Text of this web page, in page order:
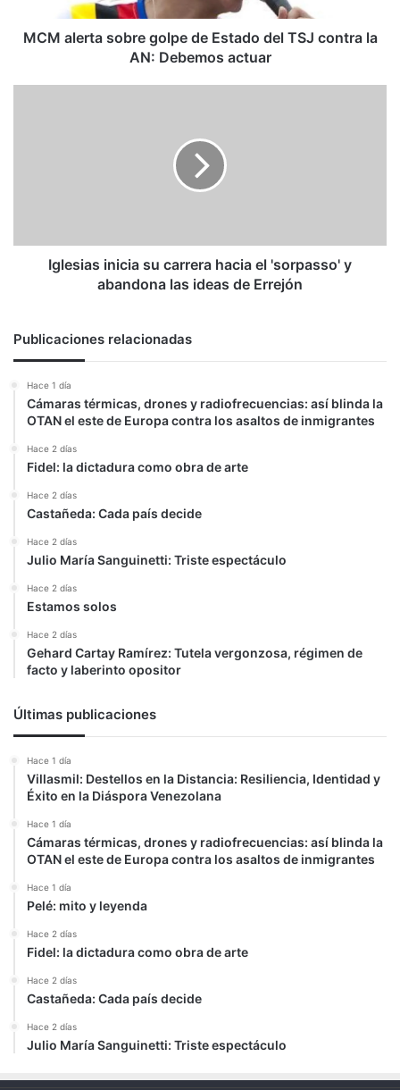
MCM alerta sobre golpe de Estado del TSJ contra la
AN: Debemos actuar
abandona
Iglesias inicia su carrera hacia el 'sorpasso' y
abandona las ideas de Errejón
Publicaciones relacionadas
Hace 1 día
Cámaras térmicas, drones y radiofrecuencias: así blinda la
OTAN el este de Europa contra los asaltos de inmigrantes
Hace 2 días
Fidel: la dictadura como obra de arte
Hace 2 días
Castañeda: Cada país decide
Hace 2 días
Julio María Sanguinetti: Triste espectáculo
Hace 2 días
Estamos solos
Hace 2 días
Gehard Cartay Ramírez: Tutela vergonzosa, régimen de
facto y laberinto opositor
Últimas publicaciones
Hace 1 día
Villasmil: Destellos en la Distancia: Resiliencia, Identidad y
Éxito en la Diáspora Venezolana
Hace 1 día
Cámaras térmicas, drones y radiofrecuencias: así blinda la
OTAN el este de Europa contra los asaltos de inmigrantes
Hace 1 día
Pelé: mito y leyenda
Hace 2 días
Fidel: la dictadura como obra de arte
Hace 2 días
Castañeda: Cada país decide
Hace 2 días
Julio María Sanguinetti: Triste espectáculo